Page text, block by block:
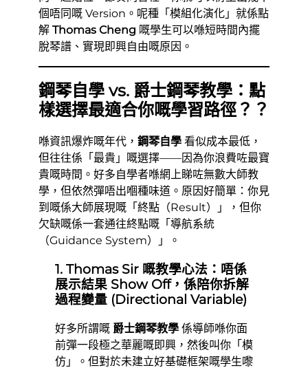
個唔同嘅 Version。呢種「模組化演化」就係點
解 Thomas Cheng 嘅學生可以喺短時間內擺
脫琴譜、實現即興自由嘅原因。
鋼琴自學 vs. 爵士鋼琴教學：點
樣選擇最適合你嘅學習路徑？？
喺資訊爆炸嘅年代， 鋼琴自學 看似成本最低，
但往往係「最貴」嘅選擇——因為你浪費咗最寶
貴嘅時間。好多自學者喺網上睇咗無數大師教
學，但依然彈唔出嗰種味道。原因好簡單：你見
到嘅係大師展現嘅「終點（Result）」，但你
欠缺嘅係一套通往終點嘅「導航系統
（Guidance System）」。
1. Thomas Sir 嘅教學心法：唔係
展示結果 Show Off，係陪你拆解
過程變量 (Directional Variable)
好多所謂嘅 爵士鋼琴教學 係導師喺你面
前彈一段極之華麗嘅即興，然後叫你「模
仿」。但對於未建立好基礎框架嘅學生嚟